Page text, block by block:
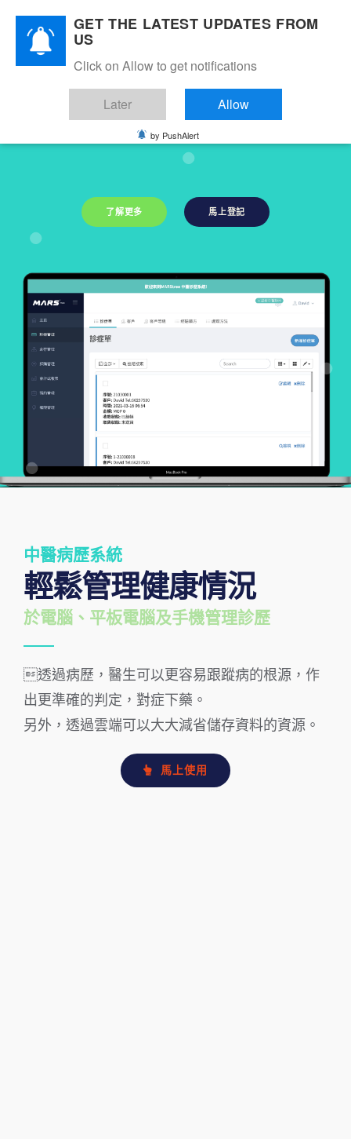
Skip
content
共享中醫病歷系統
了解更多 馬上登記
中醫病歷系統
輕鬆管理健康情況
於電腦、平板電腦及手機管理診歷
透過病歷，醫生可以更容易跟蹤病的根源，作
出更準確的判定，對症下藥。
另外，透過雲端可以大大減省儲存資料的資源。
馬上使用
GET THE LATEST UPDATES FROM
US
Click on Allow to get notifications
Later Allow
by PushAlert